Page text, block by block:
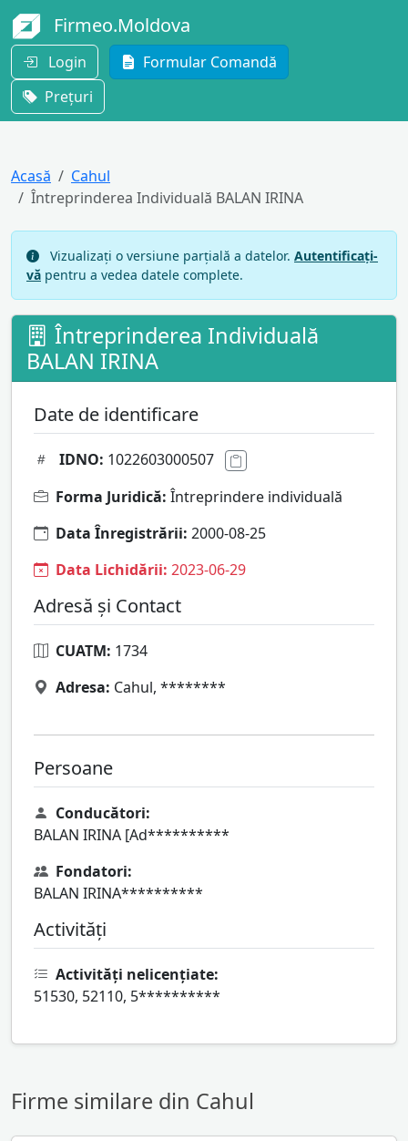
Firmeo.Moldova
Login
Formular Comandă
Prețuri
Acasă
Cahul
Întreprinderea Individuală BALAN IRINA
Vizualizați o versiune parțială a datelor. Autentificați-
vă pentru a vedea datele complete.
Întreprinderea Individuală
BALAN IRINA
Date de identificare
IDNO: 1022603000507
Forma Juridică: Întreprindere individuală
Data Înregistrării: 2000-08-25
Data Lichidării: 2023-06-29
Adresă și Contact
CUATM: 1734
Adresa: Cahul, ********
Persoane
Conducători:
BALAN IRINA [Ad**********
Fondatori:
BALAN IRINA**********
Activități
Activități nelicențiate:
51530, 52110, 5**********
Firme similare din Cahul